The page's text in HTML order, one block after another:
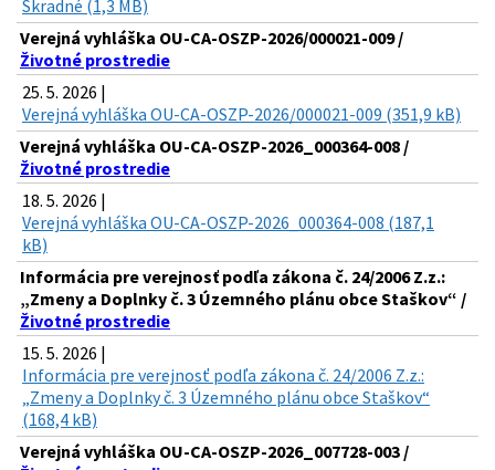
Škradné (1,3 MB)
Verejná vyhláška OU-CA-OSZP-2026/000021-009 /
Životné prostredie
25. 5. 2026 |
Verejná vyhláška OU-CA-OSZP-2026/000021-009 (351,9 kB)
Verejná vyhláška OU-CA-OSZP-2026_000364-008 /
Životné prostredie
18. 5. 2026 |
Verejná vyhláška OU-CA-OSZP-2026_000364-008 (187,1
kB)
Informácia pre verejnosť podľa zákona č. 24/2006 Z.z.:
„Zmeny a Doplnky č. 3 Územného plánu obce Staškov“ /
Životné prostredie
15. 5. 2026 |
Informácia pre verejnosť podľa zákona č. 24/2006 Z.z.:
„Zmeny a Doplnky č. 3 Územného plánu obce Staškov“
(168,4 kB)
Verejná vyhláška OU-CA-OSZP-2026_007728-003 /